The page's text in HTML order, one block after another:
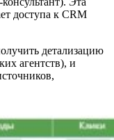
доступа к CRM
детализацию
агентств), и